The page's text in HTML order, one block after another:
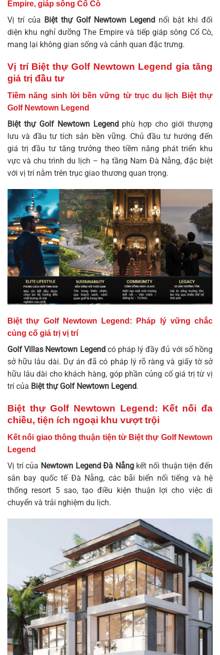
Empire, giáp sông Cổ Cò
Vị trí của Biệt thự Golf Newtown Legend nổi bật khi đối
diện khu nghỉ dưỡng The Empire và tiếp giáp sông Cổ Cò,
mang lại không gian sống và cảnh quan đặc trưng.
Vị trí Biệt thự Golf Newtown Legend gia tăng
giá trị đầu tư
Tiềm năng sinh lời bền vững từ trục du lịch Biệt thự
Golf Newtown Legend
Biệt thự Golf Newtown Legendphù hợp cho giới thượng
lưu và đầu tư tích sản bền vững. Chủ đầu tư hướng đến
giá trị đầu tư tăng trưởng theo tiềm năng phát triển khu
vực và chu trình du lịch – hạ tầng Nam Đà Nẵng, đặc biệt
với vị trí nằm trên trục giao thương quan trọng.
Biệt thự Golf Newtown Legend: Pháp lý vững chắc
củng cố giá trị vị trí
Golf Villas Newtown Legendcó pháp lý đầy đủ với sổ hồng
sở hữu lâu dài. Dự án đã có pháp lý rõ ràng và giấy tờ sở
hữu lâu dài cho khách hàng, góp phần củng cố giá trị từ vị
trí của Biệt thự Golf Newtown Legend.
Biệt thự Golf Newtown Legend: Kết nối đa
chiều, tiện ích ngoại khu vượt trội
Kết nối giao thông thuận tiện từ Biệt thự Golf Newtown
Legend
Vị trí của Newtown Legend Đà Nẵngkết nối thuận tiện đến
sân bay quốc tế Đà Nẵng, các bãi biển nổi tiếng và hệ
thống resort 5 sao, tạo điều kiện thuận lợi cho việc di
chuyển và trải nghiệm du lịch.